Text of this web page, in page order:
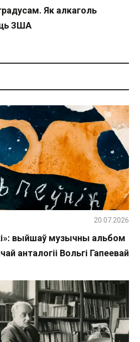
Як алкаголь
ЗША
выйшаў музычны альбом
анталогіі Вольгі Гапеевай
20.07.2026